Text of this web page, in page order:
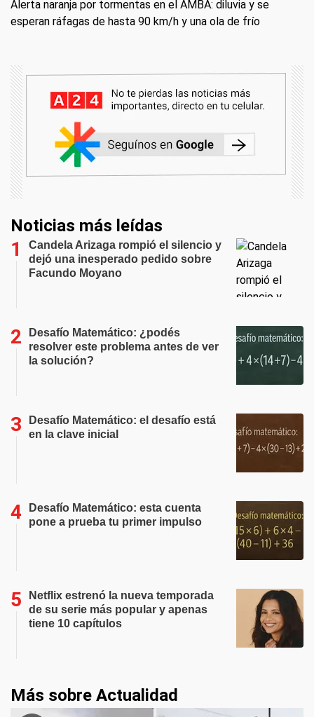
Alerta naranja por tormentas en el AMBA: diluvia y se
esperan ráfagas de hasta 90 km/h y una ola de frío
Noticias más leídas
Candela Arizaga rompió el silencio y
dejó una inesperado pedido sobre
Facundo Moyano
Desafío Matemático: ¿podés
resolver este problema antes de ver
la solución?
Desafío Matemático: el desafío está
en la clave inicial
Desafío Matemático: esta cuenta
pone a prueba tu primer impulso
Netflix estrenó la nueva temporada
de su serie más popular y apenas
tiene 10 capítulos
Más sobre Actualidad